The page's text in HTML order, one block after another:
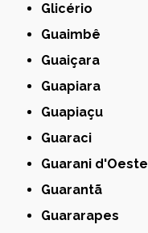
Glicério
Guaimbê
Guaiçara
Guapiara
Guapiaçu
Guaraci
Guarani d'Oeste
Guarantã
Guararapes